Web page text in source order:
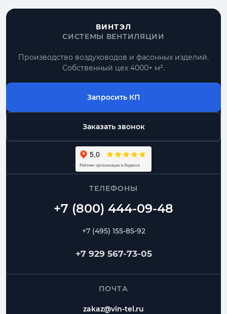
ВИНТЭЛ
СИСТЕМЫ ВЕНТИЛЯЦИИ
Производство воздуховодов и фасонных изделий.
Собственный цех 4000+ м².
Запросить КП
Заказать звонок
ТЕЛЕФОНЫ
+7 (495) 155-85-92
+7 929 567-73-05
ПОЧТА
zakaz@vin-tel.ru